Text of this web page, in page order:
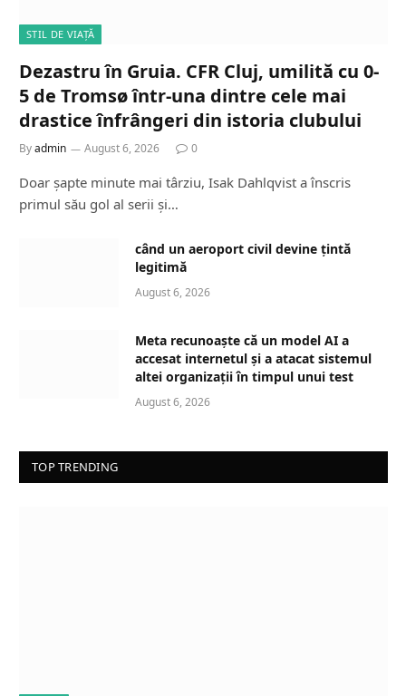
STIL DE VIAȚĂ
Dezastru în Gruia. CFR Cluj, umilită cu 0-
5 de Tromsø într-una dintre cele mai
drastice înfrângeri din istoria clubului
Byadmin August 6, 2026 0
Doar șapte minute mai târziu, Isak Dahlqvist a înscris
primul său gol al serii și…
când un aeroport civil devine țintă
legitimă
August 6, 2026
Meta recunoaște că un model AI a
accesat internetul și a atacat sistemul
altei organizații în timpul unui test
August 6, 2026
TOP TRENDING